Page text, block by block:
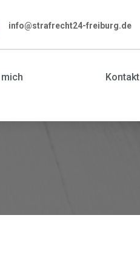
info@strafrecht24-freiburg.de
Kontakt